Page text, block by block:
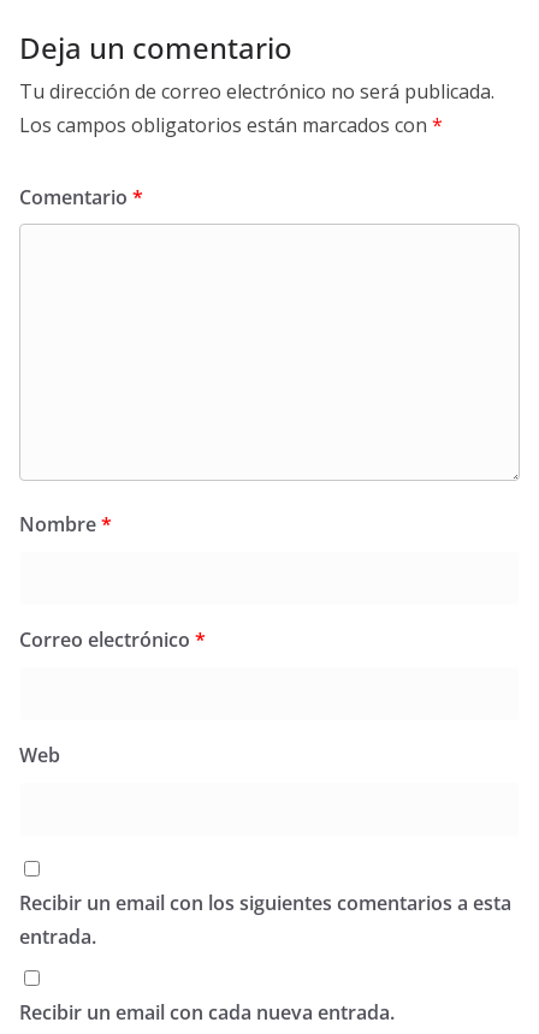
Deja un comentario
Tu dirección de correo electrónico no será publicada.
Los campos obligatorios están marcados con *
Comentario *
Nombre*
Correo electrónico *
Web
Recibir un email con los siguientes comentarios a esta
entrada.
Recibir un email con cada nueva entrada.